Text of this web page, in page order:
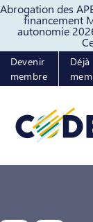
Abrogation des
financement
autonomie
Passer
Devenir
membre
Déjà